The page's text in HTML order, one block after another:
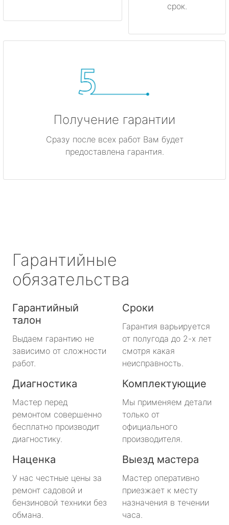
срок.
Получение гарантии
Сразу после всех работ Вам будет
предоставлена гарантия.
Гарантийные
обязательства
Гарантийный
талон
Выдаем гарантию не
зависимо от сложности
работ.
Сроки
Гарантия варьируется
от полугода до 2-х лет
смотря какая
неисправность.
Диагностика
Мастер перед
ремонтом совершенно
бесплатно производит
диагностику.
Комплектующие
Мы применяем детали
только от
официального
производителя.
Наценка
У нас честные цены за
ремонт садовой и
бензиновой техники без
обмана.
Выезд мастера
Мастер оперативно
приезжает к месту
назначения в течении
часа.